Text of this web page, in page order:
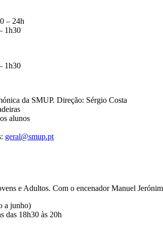
– 24h
1h30
1h30
da SMUP. Direção: Sérgio Costa
alunos
geral@smup.pt
e Adultos. Com o encenador Manuel
a junho)
das 18h30 às 20h